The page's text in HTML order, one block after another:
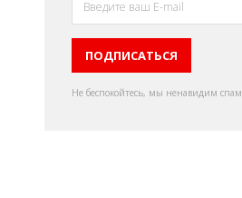
Не беспокойтесь, мы ненавидим спам